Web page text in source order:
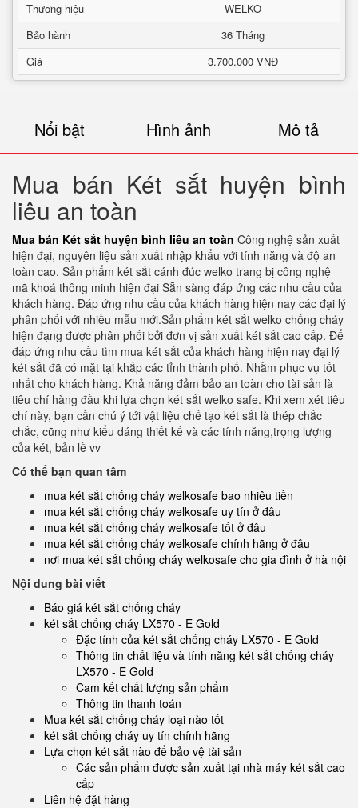
Thương hiệu
WELKO
Bảo hành
36 Tháng
Giá
3.700.000 VNĐ
Nổi bật Hình ảnh Mô tả
Mua bán Két sắt huyện bình
liêu an toàn
Mua bán Két sắt huyện bình liêu an toàn Công nghệ sản xuất
hiện đại, nguyên liệu sản xuất nhập khẩu với tính năng và độ an
toàn cao. Sản phẩm két sắt cánh đúc welko trang bị công nghệ
mã khoá thông minh hiện đại Sẵn sàng đáp ứng các nhu cầu của
khách hàng. Đáp ứng nhu cầu của khách hàng hiện nay các đại lý
phân phối với nhiều mẫu mới.Sản phẩm két sắt welko chống cháy
hiện đạng được phân phối bởi đơn vị sản xuất két sắt cao cấp. Để
đáp ứng nhu cầu tìm mua két sắt của khách hàng hiện nay đại lý
két sắt đã có mặt tại khắp các tỉnh thành phố. Nhằm phục vụ tốt
nhất cho khách hàng. Khả năng đảm bảo an toàn cho tài sản là
tiêu chí hàng đầu khi lựa chọn két sắt welko safe. Khi xem xét tiêu
chí này, bạn cần chú ý tới vật liệu chế tạo két sắt là thép chắc
chắc, cũng như kiểu dáng thiết kế và các tính năng,trọng lượng
của két, bản lề vv
Có thể bạn quan tâm
mua két sắt chống cháy welkosafe bao nhiêu tiền
mua két sắt chống cháy welkosafe uy tín ở đâu
mua két sắt chống cháy welkosafe tốt ở đâu
mua két sắt chống cháy welkosafe chính hãng ở đâu
nơi mua két sắt chống cháy welkosafe cho gia đình ở hà nội
Nội dung bài viết
Báo giá két sắt chống cháy
két sắt chống cháy LX570 - E Gold
Đặc tính của két sắt chống cháy LX570 - E Gold
Thông tin chất liệu và tính năng két sắt chống cháy
LX570 - E Gold
Cam kết chất lượng sản phẩm
Thông tin thanh toán
Mua két sắt chống cháy loại nào tốt
két sắt chống cháy uy tín chính hãng
Lựa chọn két sắt nào để bảo vệ tài sản
Các sản phẩm được sản xuất tại nhà máy két sắt cao
cấp
Liên hệ đặt hàng